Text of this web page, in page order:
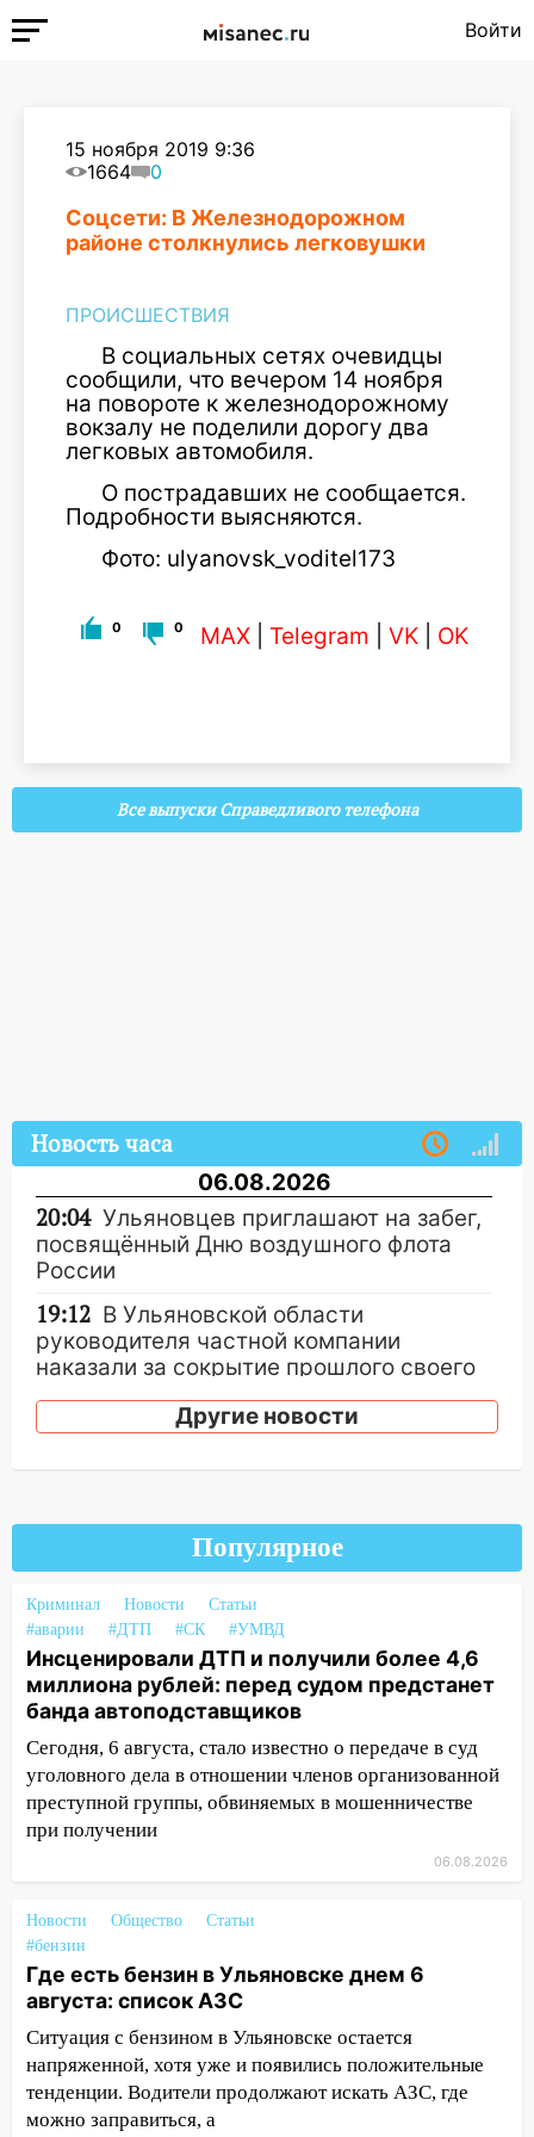
Войти
15 ноября 2019 9:36
1664
0
Соцсети: В Железнодорожном
районе столкнулись легковушки
ПРОИСШЕСТВИЯ
В социальных сетях очевидцы
сообщили, что вечером 14 ноября
на повороте к железнодорожному
вокзалу не поделили дорогу два
легковых автомобиля.
О пострадавших не сообщается.
Подробности выясняются.
Фото: ulyanovsk_voditel173
0 0 MAX Telegram VK OK
Все выпуски Справедливого телефона
Новость часа
06.08.2026
20:04 Ульяновцев приглашают на забег,
посвящённый Дню воздушного флота
России
19:12 В Ульяновской области
руководителя частной компании
наказали за сокрытие прошлого своего
сотрудник
18:02 В Ульяновск едут звезды
оставил в силе приговор руководству
«УльяновскФармации» за махинации на
16:09
Ветераны легкой атлетики из
Ульяновска успешно выступили на
Чемпионате России
16:02 В Ульяновской области убрали
более 28% площадей зерновых и
зернобобовых культур
15:51 Бросила кирпич в жену брата: в
Ульяновской области завели дело на
15:47
На улице Радищева сбили
курьера: крупная авария в Ульяновске
15:15 Проводил до квартиры и ограбил:
новый кавалер женщины оказался
рецидивистом
14:26 В Ульяновске ограничат движение
по улице Ефремова
Другие новости
Популярное
Криминал Новости
Статьи
#аварии
#ДТП #СК #УМВД
Инсценировали ДТП и получили более 4,6
миллиона рублей: перед судом предстанет
банда автоподставщиков
Сегодня, 6 августа, стало известно о передаче в суд
уголовного дела в отношении членов организованной
преступной группы, обвиняемых в мошенничестве
при получении
06.08.2026
Новости Общество
Статьи
#бензин
Где есть бензин в Ульяновске днем 6
августа: список АЗС
Ситуация с бензином в Ульяновске остается
напряженной, хотя уже и появились положительные
тенденции. Водители продолжают искать АЗС, где
можно заправиться, а